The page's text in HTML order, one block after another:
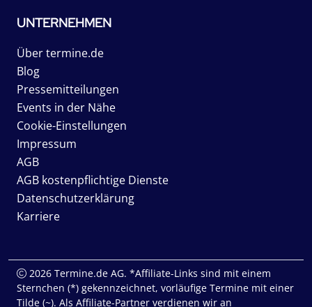
UNTERNEHMEN
Über termine.de
Blog
Pressemitteilungen
Events in der Nähe
Cookie-Einstellungen
Impressum
AGB
AGB kostenpflichtige Dienste
Datenschutzerklärung
Karriere
2026 Termine.de AG. *Affiliate-Links sind mit einem
Sternchen (*) gekennzeichnet, vorläufige Termine mit einer
Tilde (~). Als Affiliate-Partner verdienen wir an